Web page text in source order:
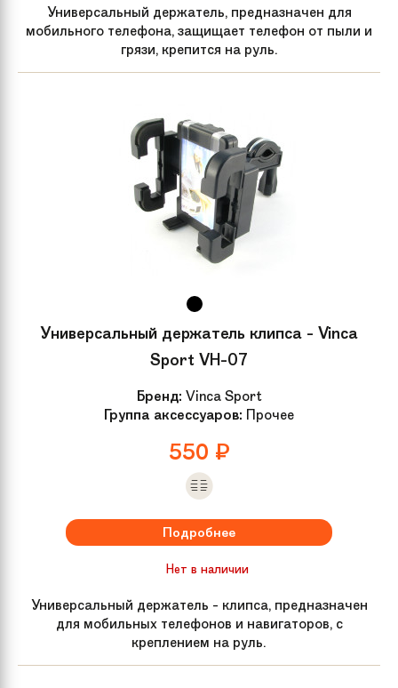
Универсальный держатель, предназначен для
мобильного телефона, защищает телефон от пыли и
грязи, крепится на руль.
Универсальный держатель клипса - Vinca
Sport VH-07
Бренд: Vinca Sport
Группа аксессуаров: Прочее
550 ₽
Подробнее
Нет в наличии
Универсальный держатель - клипса, предназначен
для мобильных телефонов и навигаторов, с
креплением на руль.